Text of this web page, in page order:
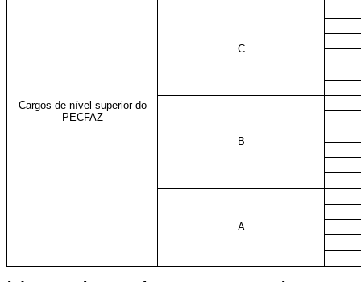
Cargos de nível superior do
PECFAZ
C
B
A